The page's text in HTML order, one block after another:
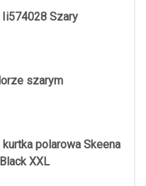
Szary
szarym
polarowa Skeena
XXL